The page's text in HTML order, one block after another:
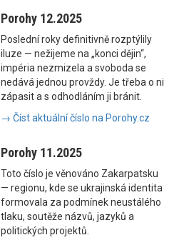
Porohy 12.2025
Poslední roky definitivně rozptýlily
iluze — nežijeme na „konci dějin“,
impéria nezmizela a svoboda se
nedává jednou provždy. Je třeba o ni
zápasit a s odhodláním ji bránit.
→ Číst aktuální číslo na Porohy.cz
Porohy 11.2025
Toto číslo je věnováno Zakarpatsku
— regionu, kde se ukrajinská identita
formovala za podmínek neustálého
tlaku, soutěže názvů, jazyků a
politických projektů.